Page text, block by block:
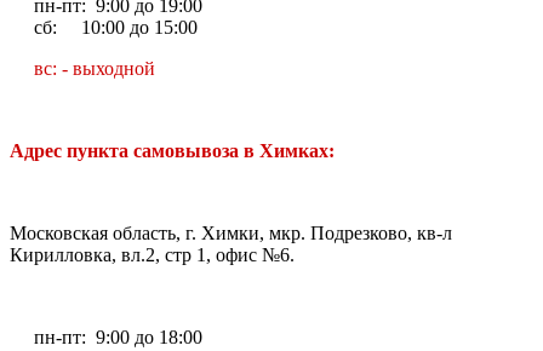
пн-пт: 9:00 до 19:00
сб: 10:00 до 15:00
вс: - выходной
Адрес пункта самовывоза в Химках:
Московская область, г. Химки, мкр. Подрезково, кв-л
Кирилловка, вл.2, стр 1, офис №6.
пн-пт: 9:00 до 18:00